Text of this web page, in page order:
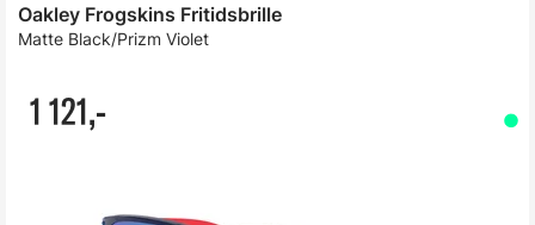
Oakley Frogskins Fritidsbrille
Matte Black/Prizm Violet
1 121,-